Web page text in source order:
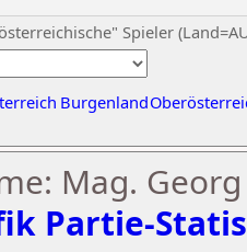
Spieler
Burgenland
Mag.
Partie-